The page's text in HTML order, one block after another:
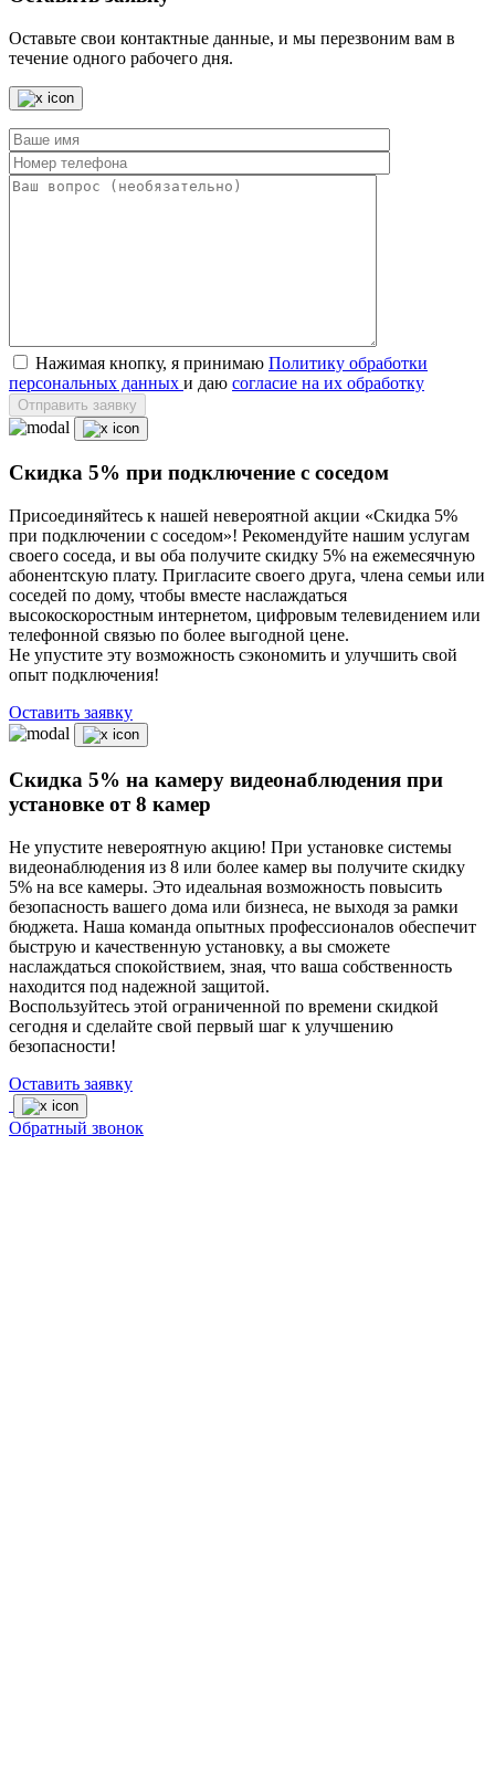
Оставьте свои контактные данные, и мы перезвоним вам в
течение одного рабочего дня.
Нажимая кнопку, я принимаю Политику обработки
персональных данных и даю согласие на их обработку
Отправить заявку
Скидка 5% при подключение с соседом
Присоединяйтесь к нашей невероятной акции «Скидка 5%
при подключении с соседом»! Рекомендуйте нашим услугам
своего соседа, и вы оба получите скидку 5% на ежемесячную
абонентскую плату. Пригласите своего друга, члена семьи или
соседей по дому, чтобы вместе наслаждаться
высокоскоростным интернетом, цифровым телевидением или
телефонной связью по более выгодной цене.
Не упустите эту возможность сэкономить и улучшить свой
опыт подключения!
Оставить заявку
Скидка 5% на камеру видеонаблюдения при
установке от 8 камер
Не упустите невероятную акцию! При установке системы
видеонаблюдения из 8 или более камер вы получите скидку
5% на все камеры. Это идеальная возможность повысить
безопасность вашего дома или бизнеса, не выходя за рамки
бюджета. Наша команда опытных профессионалов обеспечит
быструю и качественную установку, а вы сможете
наслаждаться спокойствием, зная, что ваша собственность
находится под надежной защитой.
Воспользуйтесь этой ограниченной по времени скидкой
сегодня и сделайте свой первый шаг к улучшению
безопасности!
Оставить заявку
Обратный звонок